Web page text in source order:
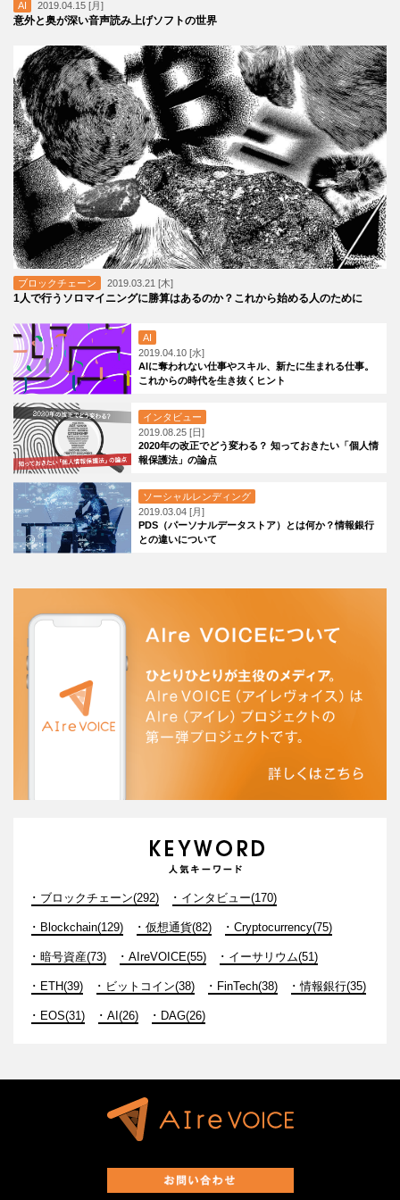
AI 2019.04.15 [月]
意外と奥が深い音声読み上げソフトの世界
ブロックチェーン 2019.03.21 [木]
1人で行うソロマイニングに勝算はあるのか？これから始める人のために
AI
2019.04.10 [水]
AIに奪われない仕事やスキル、新たに生まれる仕事。
これからの時代を生き抜くヒント
インタビュー
2019.08.25 [日]
2020年の改正でどう変わる？ 知っておきたい「個人情
報保護法」の論点
ソーシャルレンディング
2019.03.04 [月]
PDS（パーソナルデータストア）とは何か？情報銀行
との違いについて
ブロックチェーン(292) インタビュー(170)
Blockchain(129) 仮想通貨(82) Cryptocurrency(75)
暗号資産(73) AIreVOICE(55) イーサリウム(51)
ETH(39) ビットコイン(38) FinTech(38) 情報銀行(35)
EOS(31) AI(26) DAG(26)